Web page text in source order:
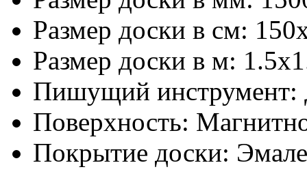
Размер доски в см:
Размер доски в м:
Пишущий инструмент:
Поверхность:
Покрытие доски: